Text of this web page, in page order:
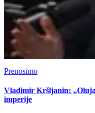
Prenosimo
Vladimir Kršljanin:
imperije